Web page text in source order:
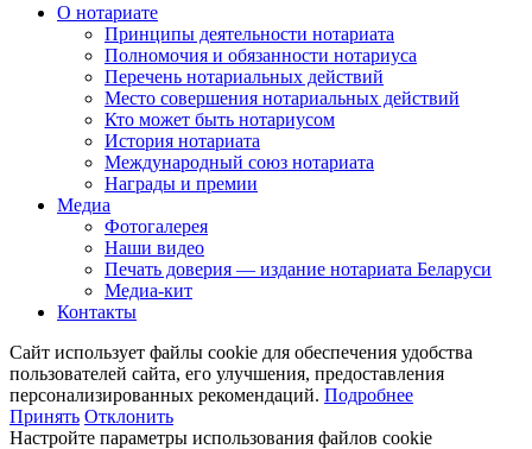
О нотариате
Принципы деятельности нотариата
Полномочия и обязанности нотариуса
Перечень нотариальных действий
Место совершения нотариальных действий
Кто может быть нотариусом
История нотариата
Международный союз нотариата
Награды и премии
Медиа
Фотогалерея
Наши видео
Печать доверия — издание нотариата Беларуси
Медиа-кит
Контакты
Сайт использует файлы cookie для обеспечения удобства
пользователей сайта, его улучшения, предоставления
персонализированных рекомендаций. Подробнее
Принять Отклонить
Настройте параметры использования файлов cookie